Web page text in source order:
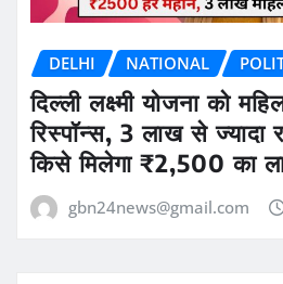
DELHI NATIONAL
दिल्ली लक्ष्मी योजना को
रिस्पॉन्स, 3 लाख से ज्यादा
किसे मिलेगा ₹2,500 का
gbn24news@gmail.com